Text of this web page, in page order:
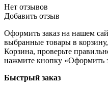
Нет отзывов
Добавить отзыв
Оформить заказ на нашем
выбранные товары в
Корзина, проверьте
нажмите кнопку «Оформить
Быстрый заказ